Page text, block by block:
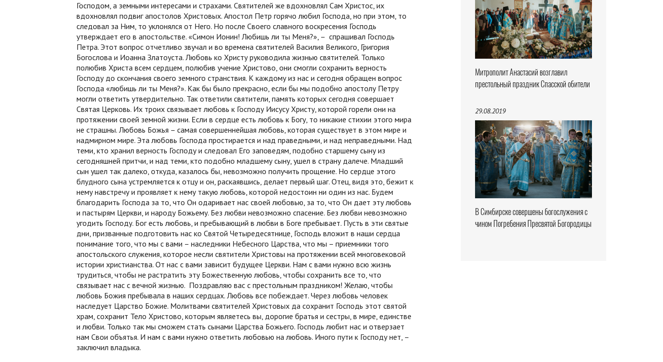
Митрополит Анастасий возглавил
престольный праздник Спасской обители
29.08.2019
В Симбирске совершены богослужения с
чином Погребения Пресвятой Богородицы
Господом, а земными интересами и страхами. Святителей же вдохновлял Сам Христос, их
вдохновлял подвиг апостолов Христовых. Апостол Петр горячо любил Господа, но при этом, то
следовал за Ним, то уклонялся от Него. Но после Своего славного воскресения Господь
утверждает его в апостольстве. «Симон Ионин! Любишь ли ты Меня?», – спрашивал Господь
Петра. Этот вопрос отчетливо звучал и во времена святителей Василия Великого, Григория
Богослова и Иоанна Златоуста. Любовь ко Христу руководила жизнью святителей. Только
полюбив Христа всем сердцем, полюбив учение Христово, они смогли сохранить верность
Господу до скончания своего земного странствия. К каждому из нас и сегодня обращен вопрос
Господа «любишь ли ты Меня?». Как бы было прекрасно, если бы мы подобно апостолу Петру
могли ответить утвердительно. Так ответили святители, память которых сегодня совершает
Святая Церковь. Их троих связывает любовь к Господу Иисусу Христу, которой горели они на
протяжении своей земной жизни. Если в сердце есть любовь к Богу, то никакие стихии этого мира
не страшны. Любовь Божья – самая совершеннейшая любовь, которая существует в этом мире и
надмирном мире. Эта любовь Господа простирается и над праведными, и над неправедными. Над
теми, кто хранил верность Господу и следовал Его заповедям, подобно старшему сыну из
сегодняшней притчи, и над теми, кто подобно младшему сыну, ушел в страну далече. Младший
сын ушел так далеко, откуда, казалось бы, невозможно получить прощение. Но сердце этого
блудного сына устремляется к отцу и он, раскаявшись, делает первый шаг. Отец, видя это, бежит к
нему навстречу и проявляет к нему такую любовь, которой недостоин ни один из нас. Будем
благодарить Господа за то, что Он одаривает нас своей любовью, за то, что Он дает эту любовь
и пастырям Церкви, и народу Божьему. Без любви невозможно спасение. Без любви невозможно
угодить Господу. Бог есть любовь, и пребывающий в любви в Боге пребывает. Пусть в эти святые
дни, призванные подготовить нас ко Святой Четыредесятнице, Господь вложит в наши сердца
понимание того, что мы с вами – наследники Небесного Царства, что мы – приемники того
апостольского служения, которое несли святители Христовы на протяжении всей многовековой
истории христианства. От нас с вами зависит будущее Церкви. Нам с вами нужно всю жизнь
трудиться, чтобы не растратить эту Божественную любовь, чтобы сохранить все то, что
связывает нас с вечной жизнью. Поздравляю вас с престольным праздником! Желаю, чтобы
любовь Божия пребывала в наших сердцах. Любовь все побеждает. Через любовь человек
наследует Царство Божие. Молитвами святителей Христовых да сохранит Господь этот святой
храм, сохранит Тело Христово, которым являетесь вы, дорогие братья и сестры, в мире, единстве
и любви. Только так мы сможем стать сынами Царства Божьего. Господь любит нас и отверзает
нам Свои объятья. И нам с вами нужно ответить любовью на любовь. Иного пути к Господу нет, –
заключил владыка.